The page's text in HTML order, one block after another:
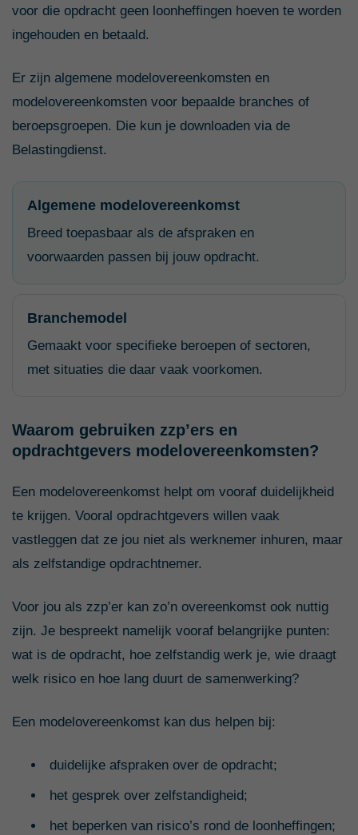
voor die opdracht geen loonheffingen hoeven te worden
ingehouden en betaald.
Er zijn algemene modelovereenkomsten en
modelovereenkomsten voor bepaalde branches of
beroepsgroepen. Die kun je downloaden via de
Belastingdienst.
Algemene modelovereenkomst
Breed toepasbaar als de afspraken en
voorwaarden passen bij jouw opdracht.
Branchemodel
Gemaakt voor specifieke beroepen of sectoren,
met situaties die daar vaak voorkomen.
Waarom gebruiken zzp’ers en
opdrachtgevers modelovereenkomsten?
Een modelovereenkomst helpt om vooraf duidelijkheid
te krijgen. Vooral opdrachtgevers willen vaak
vastleggen dat ze jou niet als werknemer inhuren, maar
als zelfstandige opdrachtnemer.
Voor jou als zzp’er kan zo’n overeenkomst ook nuttig
zijn. Je bespreekt namelijk vooraf belangrijke punten:
wat is de opdracht, hoe zelfstandig werk je, wie draagt
welk risico en hoe lang duurt de samenwerking?
Een modelovereenkomst kan dus helpen bij:
duidelijke afspraken over de opdracht;
het gesprek over zelfstandigheid;
het beperken van risico’s rond de loonheffingen;